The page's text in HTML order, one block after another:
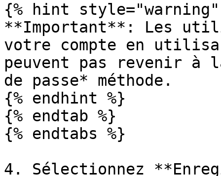
{% hint style="warning"
**Important**: Les
votre compte en
peuvent pas revenir à
de passe* méthode.
{% endhint %}
{% endtab %}
{% endtabs %}
4. Sélectionnez